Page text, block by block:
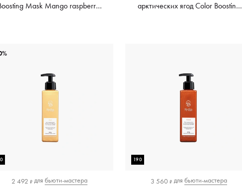
Mask Mango raspberry,
арктических ягод Color Boosting
2 492 ₽ для бьюти-мастера
190
3 560 ₽ для бьюти-мастера